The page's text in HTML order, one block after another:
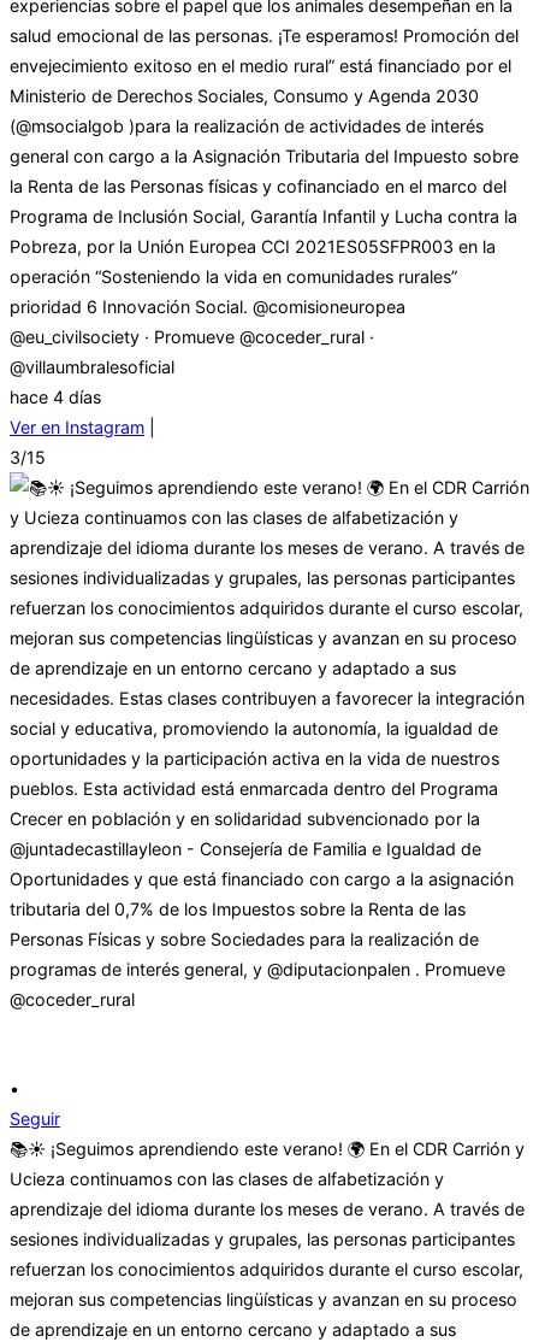
experiencias sobre el papel que los animales desempeñan en la
salud emocional de las personas. ¡Te esperamos! Promoción del
envejecimiento exitoso en el medio rural” está financiado por el
Ministerio de Derechos Sociales, Consumo y Agenda 2030
(@msocialgob )para la realización de actividades de interés
general con cargo a la Asignación Tributaria del Impuesto sobre
la Renta de las Personas físicas y cofinanciado en el marco del
Programa de Inclusión Social, Garantía Infantil y Lucha contra la
Pobreza, por la Unión Europea CCI 2021ES05SFPR003 en la
operación “Sosteniendo la vida en comunidades rurales”
prioridad 6 Innovación Social. @comisioneuropea
@eu_civilsociety · Promueve @coceder_rural ·
@villaumbralesoficial
hace 4 días
Ver en Instagram
3/15
•
Seguir
📚☀️ ¡Seguimos aprendiendo este verano! 🌍 En el CDR Carrión y
Ucieza continuamos con las clases de alfabetización y
aprendizaje del idioma durante los meses de verano. A través de
sesiones individualizadas y grupales, las personas participantes
refuerzan los conocimientos adquiridos durante el curso escolar,
mejoran sus competencias lingüísticas y avanzan en su proceso
de aprendizaje en un entorno cercano y adaptado a sus